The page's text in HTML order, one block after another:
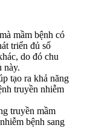
mầm bệnh có
triển đủ số
do đó chu
này.
tạo ra khả năng
truyền nhiễm
truyền mầm
bệnh sang